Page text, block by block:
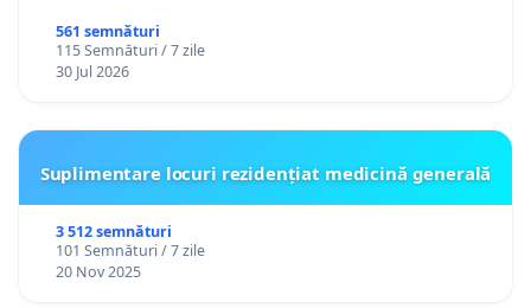
561 semnături
115 Semnături / 7 zile
30 Jul 2026
Suplimentare locuri rezidențiat medicină generală
3 512 semnături
101 Semnături / 7 zile
20 Nov 2025